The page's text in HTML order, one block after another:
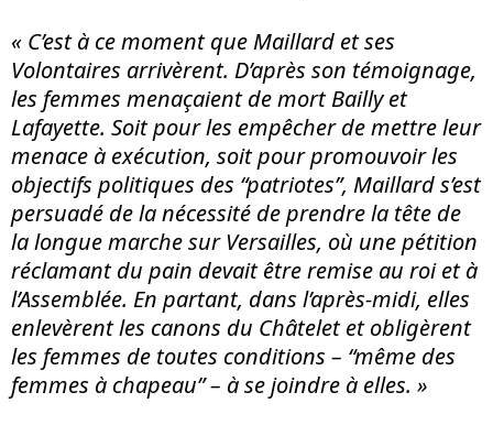
« C’est à ce moment que Maillard et ses
Volontaires arrivèrent. D’après son témoignage,
les femmes menaçaient de mort Bailly et
Lafayette. Soit pour les empêcher de mettre leur
menace à exécution, soit pour promouvoir les
objectifs politiques des “patriotes”, Maillard s’est
persuadé de la nécessité de prendre la tête de
la longue marche sur Versailles, où une pétition
réclamant du pain devait être remise au roi et à
l’Assemblée. En partant, dans l’après-midi, elles
enlevèrent les canons du Châtelet et obligèrent
les femmes de toutes conditions – “même des
femmes à chapeau” – à se joindre à elles. »